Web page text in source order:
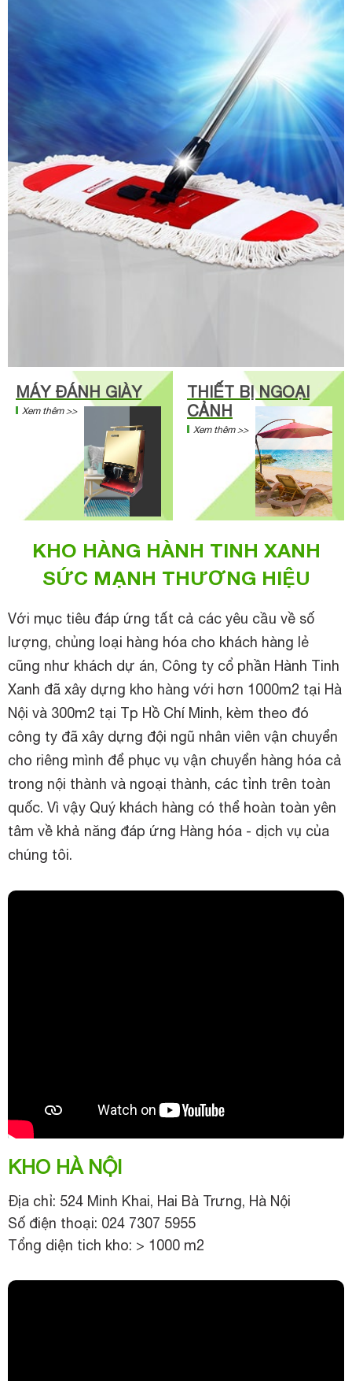
MÁY ĐÁNH GIÀY
Xem thêm >>
THIẾT BỊ NGOẠI
CẢNH
Xem thêm >>
KHO HÀNG HÀNH TINH XANH
SỨC MẠNH THƯƠNG HIỆU
Với mục tiêu đáp ứng tất cả các yêu cầu về số
lượng, chủng loại hàng hóa cho khách hàng lẻ
cũng như khách dự án, Công ty cổ phần Hành Tinh
Xanh đã xây dựng kho hàng với hơn 1000m2 tại Hà
Nội và 300m2 tại Tp Hồ Chí Minh, kèm theo đó
công ty đã xây dựng đội ngũ nhân viên vận chuyển
cho riêng mình để phục vụ vận chuyển hàng hóa cả
trong nội thành và ngoại thành, các tỉnh trên toàn
quốc. Vì vậy Quý khách hàng có thể hoàn toàn yên
tâm về khả năng đáp ứng Hàng hóa - dịch vụ của
chúng tôi.
KHO HÀ NỘI
Địa chỉ: 524 Minh Khai, Hai Bà Trưng, Hà Nội
Số điện thoại: 024 7307 5955
Tổng diện tich kho: > 1000 m2